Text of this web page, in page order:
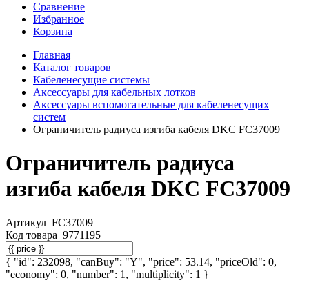
Сравнение
Избранное
Корзина
Главная
Каталог товаров
Кабеленесущие системы
Аксессуары для кабельных лотков
Аксессуары вспомогательные для кабеленесущих
систем
Ограничитель радиуса изгиба кабеля DKC FC37009
Ограничитель радиуса
изгиба кабеля DKC FC37009
Артикул FC37009
Код товара 9771195
{ "id": 232098, "canBuy": "Y", "price": 53.14, "priceOld": 0,
"economy": 0, "number": 1, "multiplicity": 1 }